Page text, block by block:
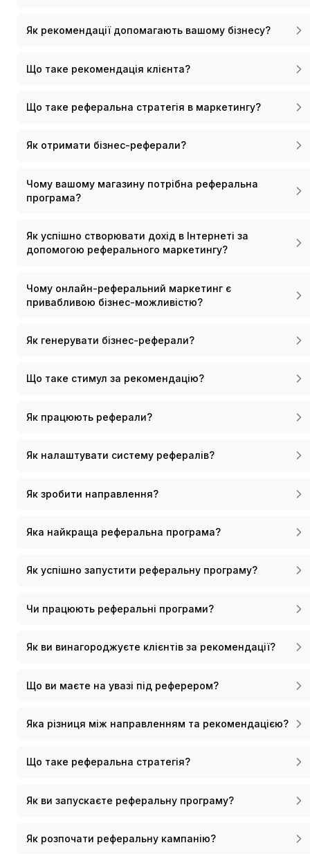
Як рекомендації допомагають вашому бізнесу?
Що таке рекомендація клієнта?
Що таке реферальна стратегія в маркетингу?
Як отримати бізнес-реферали?
Чому вашому магазину потрібна реферальна
програма?
Як успішно створювати дохід в Інтернеті за
допомогою реферального маркетингу?
Чому онлайн-реферальний маркетинг є
привабливою бізнес-можливістю?
Як генерувати бізнес-реферали?
Що таке стимул за рекомендацію?
Як працюють реферали?
Як налаштувати систему рефералів?
Як зробити направлення?
Яка найкраща реферальна програма?
Як успішно запустити реферальну програму?
Чи працюють реферальні програми?
Як ви винагороджуєте клієнтів за рекомендації?
Що ви маєте на увазі під реферером?
Яка різниця між направленням та рекомендацією?
Що таке реферальна стратегія?
Як ви запускаєте реферальну програму?
Як розпочати реферальну кампанію?